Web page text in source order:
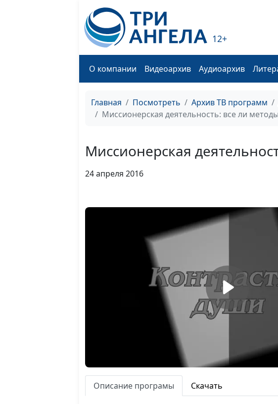
12+
О компании Видеоархив Аудиоархив
Главная Посмотреть Архив ТВ программ
Миссионерская деятельность: все ли
Миссионерская
24 апреля 2016
Описание програмы Скачать